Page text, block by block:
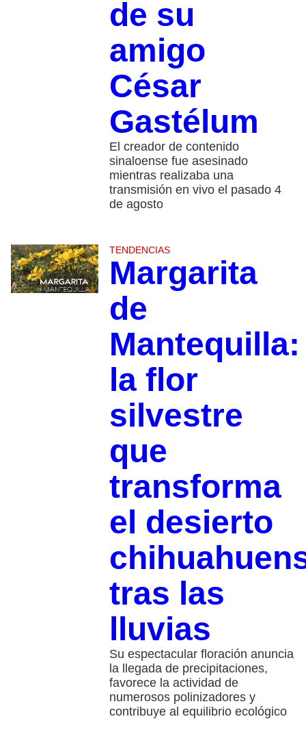
de su
amigo
César
Gastélum
El creador de contenido
sinaloense fue asesinado
mientras realizaba una
transmisión en vivo el pasado 4
de agosto
TENDENCIAS
Margarita
de
Mantequilla:
la flor
silvestre
que
transforma
el desierto
tras las
lluvias
Su espectacular floración anuncia
la llegada de precipitaciones,
favorece la actividad de
numerosos polinizadores y
contribuye al equilibrio ecológico